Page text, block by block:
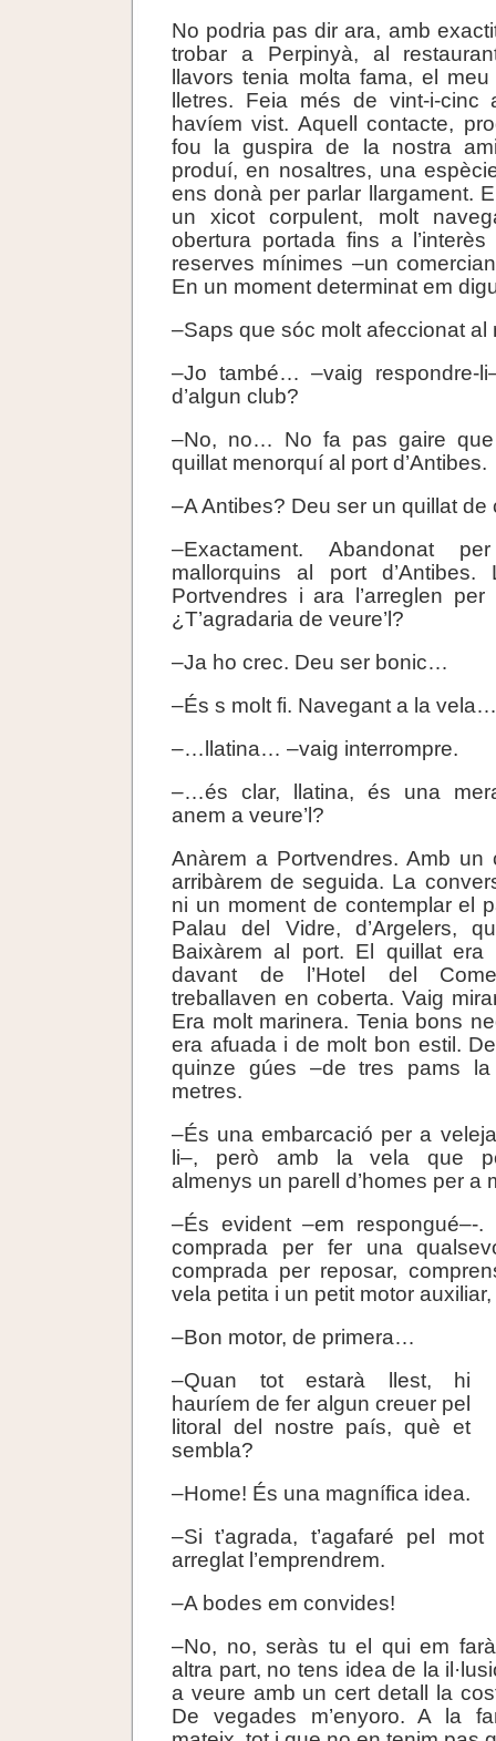
No podria pas dir ara, amb
trobar a Perpinyà, al
llavors tenia molta fama, el
lletres. Feia més de vint-i-
havíem vist. Aquell contacte,
fou la guspira de la nostra
produí, en nosaltres, una
ens donà per parlar llargament.
un xicot corpulent, molt
obertura portada fins a
reserves mínimes –un
En un moment determinat em
–Saps que sóc molt afeccionat al
–Jo també… –vaig respondre-
d’algun club?
–No, no… No fa pas gaire
quillat menorquí al port d’Antibes.
–A Antibes? Deu ser un quillat
–Exactament. Abandonat
mallorquins al port d’Antibes.
Portvendres i ara l’arreglen
¿T’agradaria de veure’l?
–Ja ho crec. Deu ser bonic…
–És s molt fi. Navegant a la vela…
–…llatina… –vaig interrompre.
–…és clar, llatina, és una
anem a veure’l?
Anàrem a Portvendres. Amb
arribàrem de seguida. La
ni un moment de contemplar el
Palau del Vidre, d’Argelers,
Baixàrem al port. El quillat
davant de l’Hotel del
treballaven en coberta. Vaig
Era molt marinera. Tenia bons
era afuada i de molt bon estil.
quinze gúes –de tres pams
metres.
–És una embarcació per a
li–, però amb la vela que
almenys un parell d’homes per a
–És evident –em respongué–-.
comprada per fer una
comprada per reposar,
vela petita i un petit motor
–Bon motor, de primera…
–Quan tot estarà llest, hi
hauríem de fer algun creuer pel
litoral del nostre país, què et
sembla?
–Home! És una magnífica idea.
–Si t’agrada, t’agafaré pel
arreglat l’emprendrem.
–A bodes em convides!
–No, no, seràs tu el qui em
altra part, no tens idea de la
a veure amb un cert detall la
De vegades m’enyoro. A la